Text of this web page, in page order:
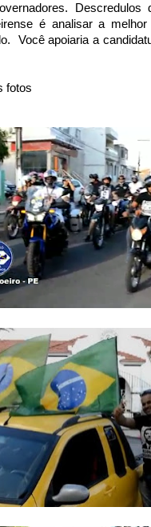
é analisar a
Você apoiaria a
fotos